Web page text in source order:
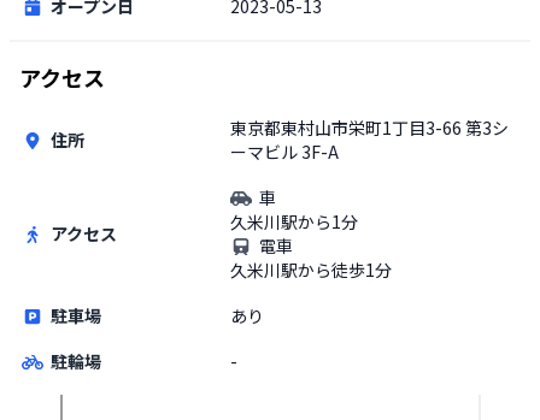
オープン日
2023-05-13
アクセス
住所
東京都東村山市栄町1丁目3-66 第3シ
ーマビル 3F-A
アクセス
車
久米川駅から1分
電車
久米川駅から徒歩1分
駐車場
あり
駐輪場
-